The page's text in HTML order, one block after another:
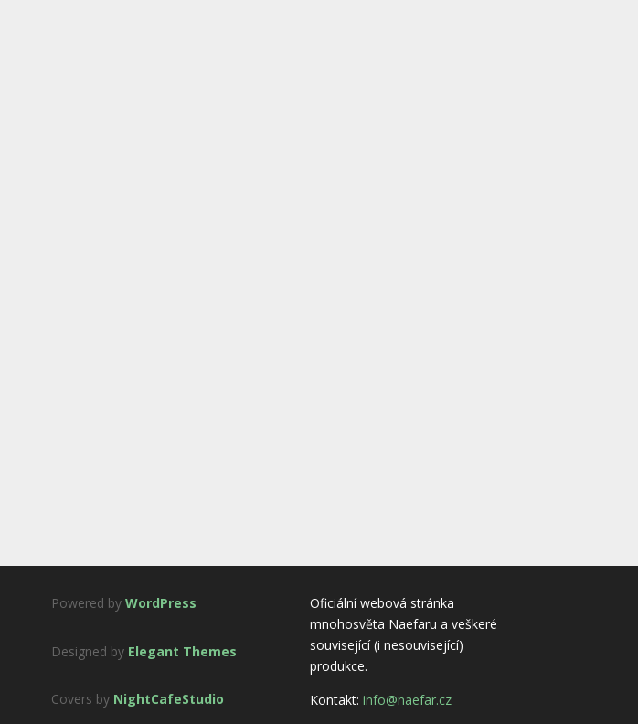
Powered by WordPress
Designed by Elegant Themes
Covers by NightCafeStudio
Oficiální webová stránka
mnohosvěta Naefaru a veškeré
související (i nesouvisející)
produkce.
Kontakt:info@naefar.cz